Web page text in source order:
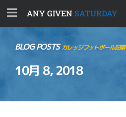
ANY GIVEN SATURDAY
BLOG POSTSカレッジフットボール記事
10月 8, 2018